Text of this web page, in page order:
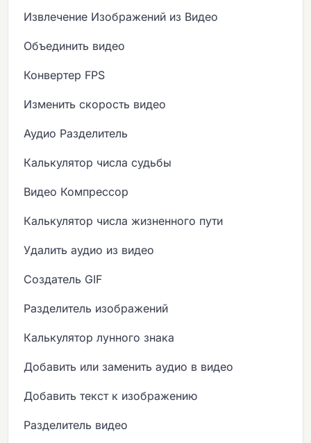
Извлечение Изображений из Видео
Объединить видео
Конвертер FPS
Изменить скорость видео
Аудио Разделитель
Калькулятор числа судьбы
Видео Компрессор
Калькулятор числа жизненного пути
Удалить аудио из видео
Создатель GIF
Разделитель изображений
Калькулятор лунного знака
Добавить или заменить аудио в видео
Добавить текст к изображению
Разделитель видео